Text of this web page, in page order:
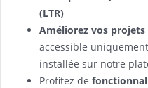
(LTR)
Améliorez vos projets
accessible
installée sur notre
Profitez de